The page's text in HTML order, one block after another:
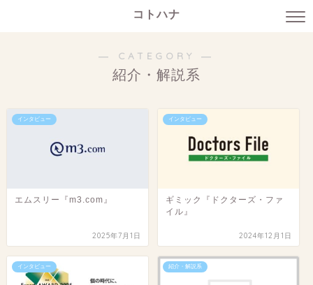
コトハナ
― CATEGORY ―
紹介・解説系
インタビュー
エムスリー『m3.com』
2025年7月1日
インタビュー
ギミック『ドクターズ・ファ
イル』
2024年12月1日
インタビュー 紹介・解説系